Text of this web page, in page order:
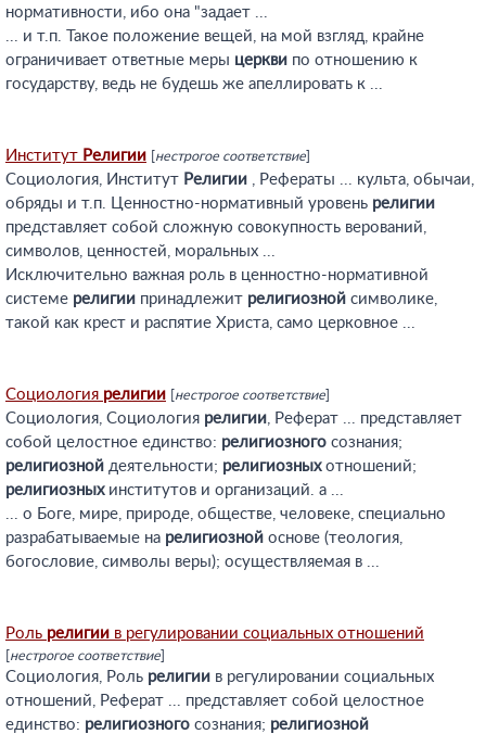
нормативности, ибо она "задает ...
... и т.п. Такое положение вещей, на мой взгляд, крайне
ограничивает ответные меры церкви по отношению к
государству, ведь не будешь же апеллировать к ...
Институт Религии нестрогое соответствие
Социология, Институт Религии , Рефераты ... культа, обычаи,
обряды и т.п. Ценностно-нормативный уровень религии
представляет собой сложную совокупность верований,
символов, ценностей, моральных ...
Исключительно важная роль в ценностно-нормативной
системе религии принадлежит религиозной символике,
такой как крест и распятие Христа, само церковное ...
Социология религии нестрогое соответствие
Социология, Социология религии, Реферат ... представляет
собой целостное единство: религиозного сознания;
религиозной деятельности; религиозныхотношений;
религиозныхинститутов и организаций. а ...
... о Боге, мире, природе, обществе, человеке, специально
разрабатываемые на религиозной основе (теология,
богословие, символы веры); осуществляемая в ...
Роль религии в регулировании социальных отношений
нестрогое соответствие
Социология, Роль религии в регулировании социальных
отношений, Реферат ... представляет собой целостное
единство: религиозного сознания; религиозной